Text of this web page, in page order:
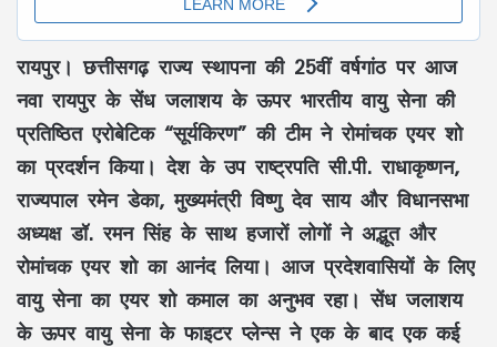
रायपुर। छत्तीसगढ़ राज्य स्थापना की 25वीं वर्षगांठ पर आज
नवा रायपुर के सेंध जलाशय के ऊपर भारतीय वायु सेना की
प्रतिष्ठित एरोबेटिक “सूर्यकिरण” की टीम ने रोमांचक एयर शो
का प्रदर्शन किया। देश के उप राष्ट्रपति सी.पी. राधाकृष्णन,
राज्यपाल रमेन डेका, मुख्यमंत्री विष्णु देव साय और विधानसभा
अध्यक्ष डॉ. रमन सिंह के साथ हजारों लोगों ने अद्भूत और
रोमांचक एयर शो का आनंद लिया। आज प्रदेशवासियों के लिए
वायु सेना का एयर शो कमाल का अनुभव रहा। सेंध जलाशय
के ऊपर वायु सेना के फाइटर प्लेन्स ने एक के बाद एक कई